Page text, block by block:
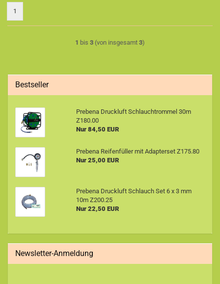
1
1 bis 3 (von insgesamt 3)
Bestseller
Prebena Druckluft Schlauchtrommel 30m
Z180.00
Nur 84,50 EUR
Prebena Reifenfüller mit Adapterset Z175.80
Nur 25,00 EUR
Prebena Druckluft Schlauch Set 6 x 3 mm
10m Z200.25
Nur 22,50 EUR
Newsletter-Anmeldung